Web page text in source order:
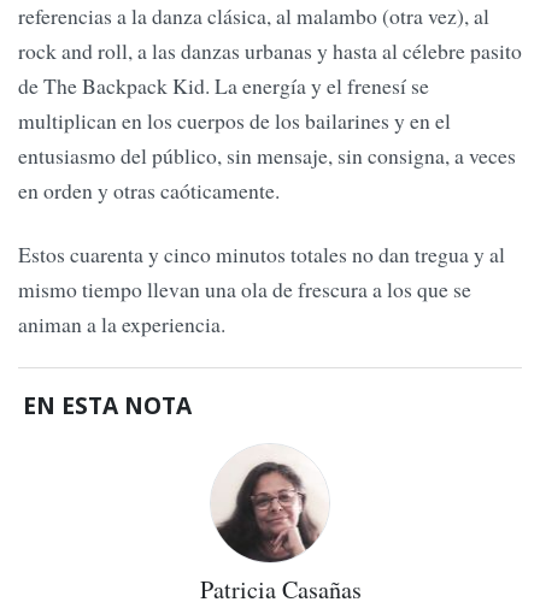
referencias a la danza clásica, al malambo (otra vez), al
rock and roll, a las danzas urbanas y hasta al célebre pasito
de The Backpack Kid. La energía y el frenesí se
multiplican en los cuerpos de los bailarines y en el
entusiasmo del público, sin mensaje, sin consigna, a veces
en orden y otras caóticamente.
Estos cuarenta y cinco minutos totales no dan tregua y al
mismo tiempo llevan una ola de frescura a los que se
animan a la experiencia.
EN ESTA NOTA
Patricia Casañas